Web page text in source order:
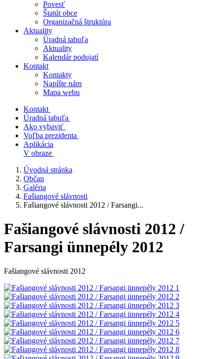
Povesť
Štatút obce
Organizačná štruktúra
Aktuality
Úradná tabuľa
Aktuality
Kalendár podujatí
Kontakt
Kontakty
Napíšte nám
Mapa webu
Kontakt
Úradná tabuľa
Ako vybaviť
Voľba prezidenta
Aplikácia
V obraze
Úvodná stránka
Občan
Galéria
Fašiangové slávnosti
Fašiangové slávnosti 2012 / Farsangi...
Fašiangové slávnosti 2012 /
Farsangi ünnepély 2012
Fašiangové slávnosti 2012